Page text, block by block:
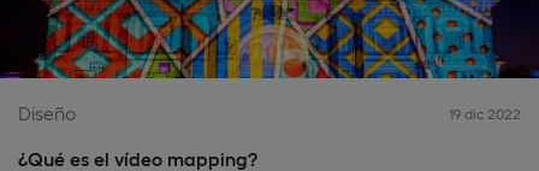
Diseño 19 dic 2022
¿Qué es el vídeo mapping?